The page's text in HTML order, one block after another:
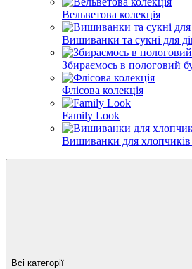
Вельветова колекція
Вишиванки та сукні для
Збираємось в пологовий
Флісова колекція
Family Look
Вишиванки для хлопчиків
Всі категорії